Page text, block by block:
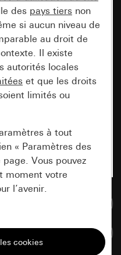
des pays tiers non
si aucun niveau de
au droit de
Il existe
autorités locales
et que les droits
limités ou
à tout
« Paramètres des
Vous pouvez
moment votre
l’avenir.
besoin pour